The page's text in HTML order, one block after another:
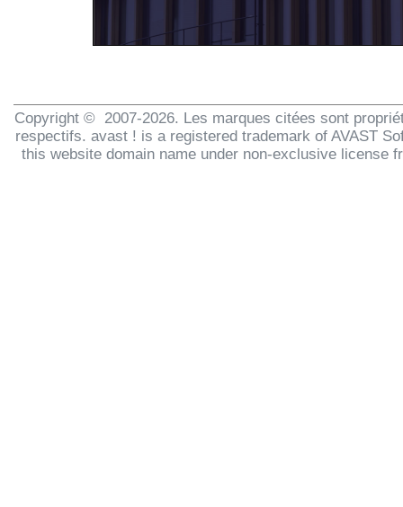
Copyright © 2007-2026. Les marques citées sont
respectifs. avast ! is a registered trademark of AVAST
this website domain name under non-exclusive license